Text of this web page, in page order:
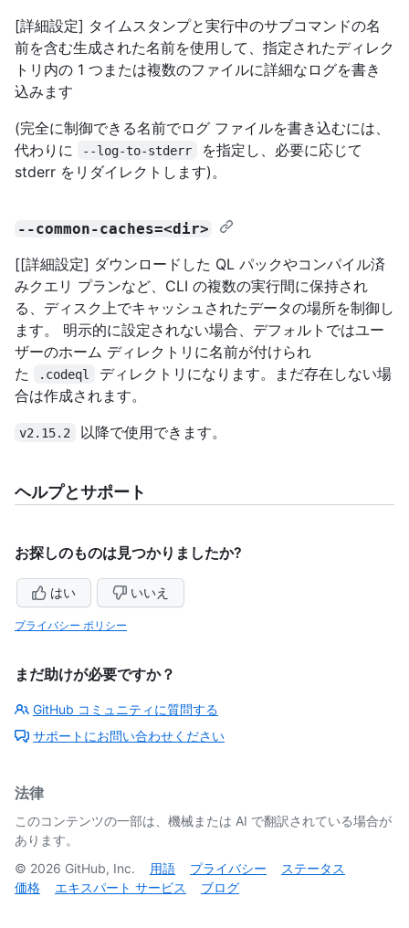
[詳細設定] タイムスタンプと実行中のサブコマンドの名
前を含む生成された名前を使用して、指定されたディレク
トリ内の 1 つまたは複数のファイルに詳細なログを書き
込みます
(完全に制御できる名前でログ ファイルを書き込むには、
代わりに
--log-to-stderr
を指定し、必要に応じて
stderr をリダイレクトします)。
--common-caches=<dir>
[[詳細設定] ダウンロードした QL パックやコンパイル済
みクエリ プランなど、CLI の複数の実行間に保持され
る、ディスク上でキャッシュされたデータの場所を制御し
ます。 明示的に設定されない場合、デフォルトではユー
ザーのホーム ディレクトリに名前が付けられ
た
.codeql
ディレクトリになります。まだ存在しない場
合は作成されます。
v2.15.2 以降で使用できます。
ヘルプとサポート
お探しのものは見つかりましたか?
はい いいえ
プライバシー ポリシー
まだ助けが必要ですか？
GitHub コミュニティに質問する
サポートにお問い合わせください
法律
このコンテンツの一部は、機械または AI で翻訳されている場合が
あります。
© 2026 GitHub, Inc. 用語 プライバシー
ステータス
価格
エキスパート サービス ブログ